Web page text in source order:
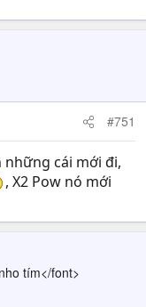
#751
những cái mới đi,
, X2 Pow nó mới
tím</font>